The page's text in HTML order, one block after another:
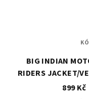
BIG INDIAN
RIDERS JACKET/
24 CM
899 Kč